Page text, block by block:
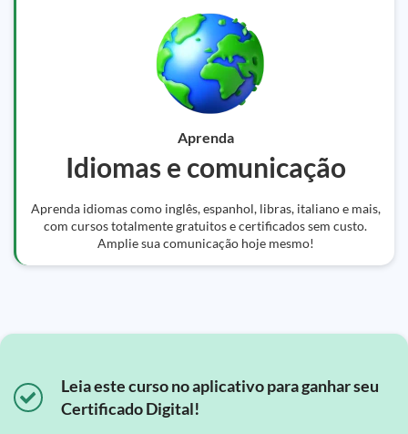
Aprenda
Idiomas e comunicação
Aprenda idiomas como inglês, espanhol, libras, italiano e mais,
com cursos totalmente gratuitos e certificados sem custo.
Amplie sua comunicação hoje mesmo!
Leia este curso no aplicativo para ganhar seu
Certificado Digital!